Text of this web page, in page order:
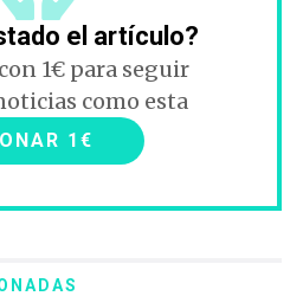
el artículo?
1€ para seguir
como esta
1€